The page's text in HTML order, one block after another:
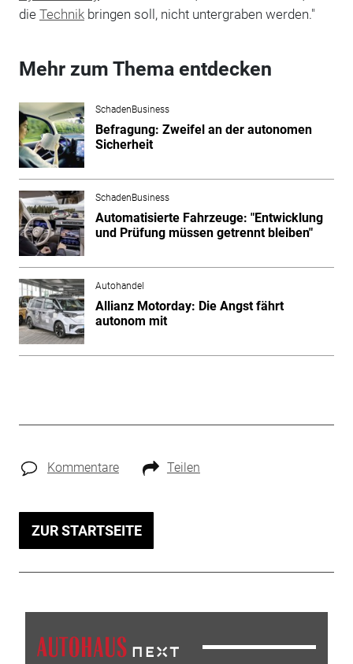
die Technikbringen soll, nicht untergraben werden."
Mehr zum Thema entdecken
SchadenBusiness
Befragung: Zweifel an der autonomen
Sicherheit
SchadenBusiness
Automatisierte Fahrzeuge: "Entwicklung
und Prüfung müssen getrennt bleiben"
Autohandel
Allianz Motorday: Die Angst fährt
autonom mit
Kommentare Teilen
ZUR STARTSEITE